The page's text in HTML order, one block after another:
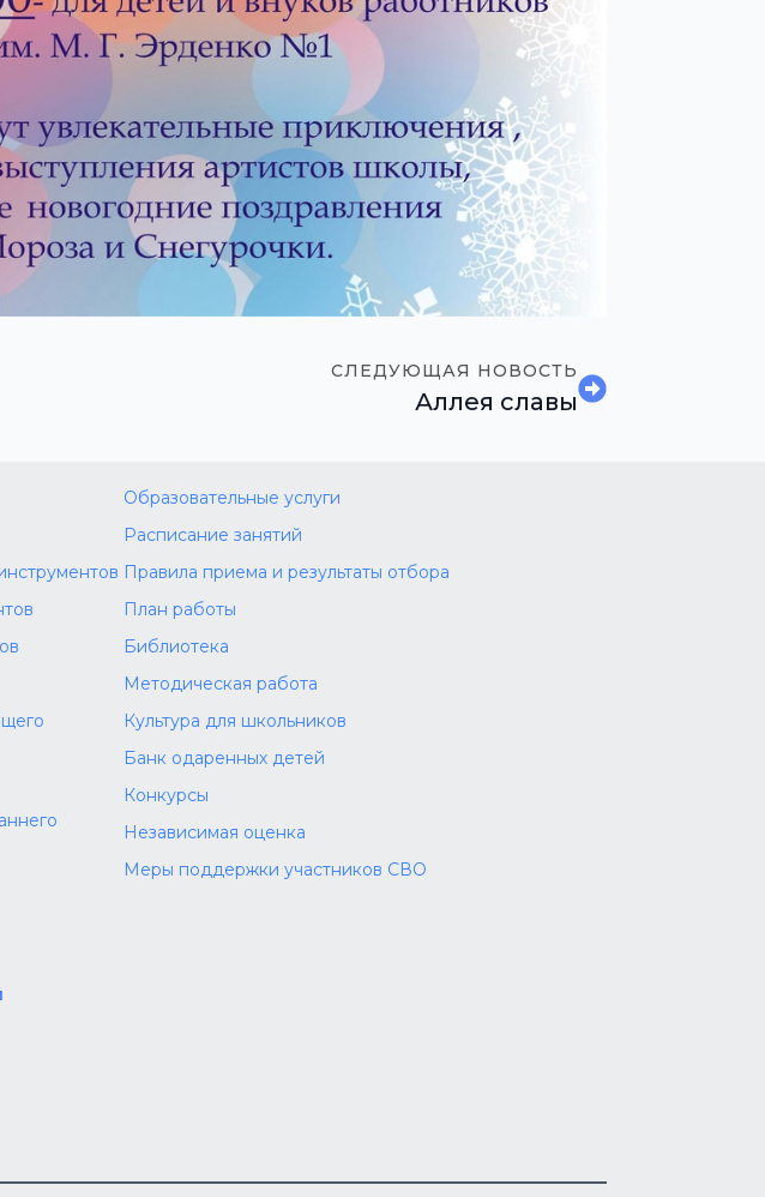
СЛЕДУЮЩАЯ НОВОСТЬ
Аллея славы
Образовательные услуги
Расписание занятий
Правила приема и результаты отбора
План работы
Библиотека
Методическая работа
Культура для школьников
Банк одаренных детей
Конкурсы
Независимая оценка
Меры поддержки участников СВО